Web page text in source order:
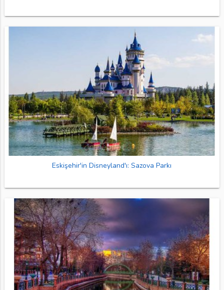
Eskişehir'in Disneyland'ı: Sazova Parkı